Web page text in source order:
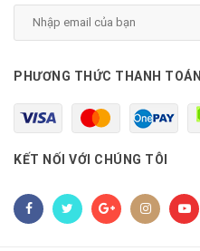
PHƯƠNG THỨC THANH TOÁN
KẾT NỐI VỚI CHÚNG TÔI